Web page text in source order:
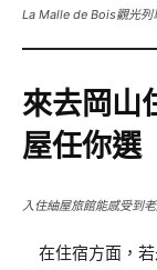
La Malle de Bois觀光列
來去岡山
屋任你選
入住紬屋旅館能感受到
在住宿方面，若